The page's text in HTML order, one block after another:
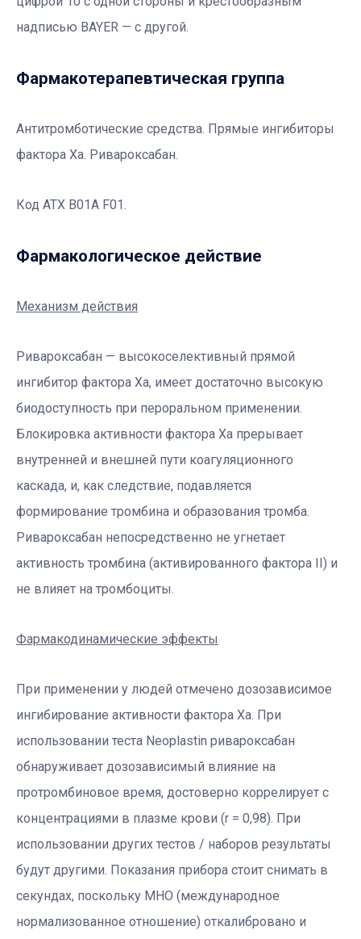
надписью BAYER — с другой.
Фармакотерапевтичеcкая группа
Антитромботические средства. Прямые ингибиторы
фактора Ха. Ривароксабан.
Код АТХ B01A F01.
Фармакологическое действие
Механизм действия
Ривароксабан — высокоселективный прямой
ингибитор фактора Ха, имеет достаточно высокую
биодоступность при пероральном применении.
Блокировка активности фактора Ха прерывает
внутренней и внешней пути коагуляционного
каскада, и, как следствие, подавляется
формирование тромбина и образования тромба.
Ривароксабан непосредственно не угнетает
активность тромбина (активированного фактора II) и
не влияет на тромбоциты.
Фармакодинамические эффекты
При применении у людей отмечено дозозависимое
ингибирование активности фактора Ха. При
использовании теста Neoplastin ривароксабан
обнаруживает дозозависимый влияние на
протромбиновое время, достоверно коррелирует с
концентрациями в плазме крови (r = 0,98). При
использовании других тестов / наборов результаты
будут другими. Показания прибора стоит снимать в
секундах, поскольку МНО (международное
нормализованное отношение) откалибровано и